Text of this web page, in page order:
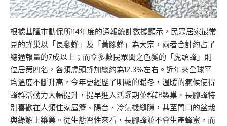
根據基隆市動保所114年度的通報統計數據顯示，民眾居家最常
見的蜂巢以「長腳蜂」及「黃腳蜂」為大宗，兩者合計約占了
總通報量的7成以上；而令多數民眾聞之色變的「虎頭蜂」則
位居第四名，各類虎頭蜂加總約為12.3%左右。近年來全球平
均溫度不斷升高，今年更經歷了明顯的暖冬，溫暖的氣候使得
蜂群活動力大幅提升，提早進入活躍期並群起築巢。長腳蜂特
別喜歡在人類住家屋簷、陽台、冷氣機縫隙，甚至門口的盆栽
與綠籬上築巢。從生態習性來看，長腳蜂並不會生產蜂蜜，而